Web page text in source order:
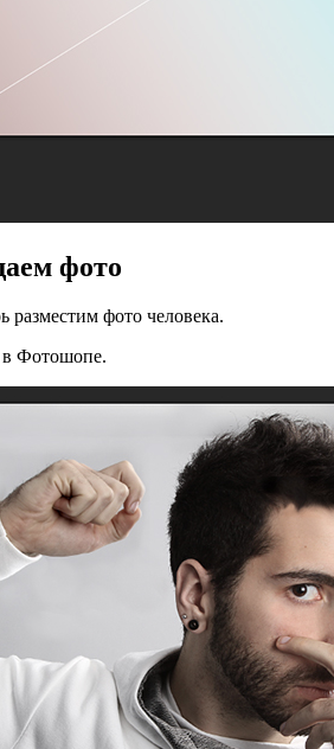
фото
разместим фото человека.
Фотошопе.